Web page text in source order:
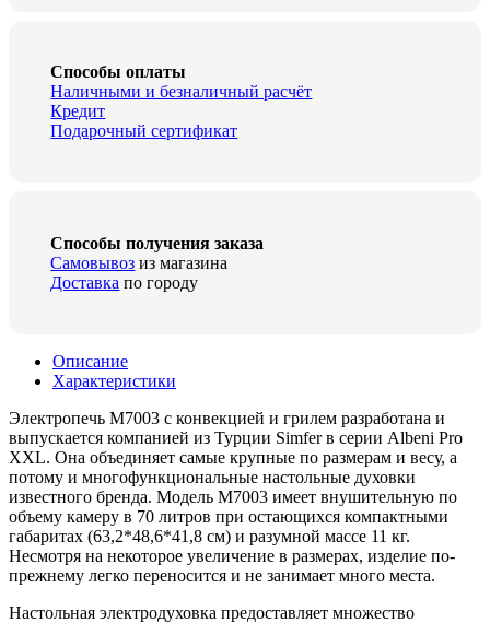
Способы оплаты
Наличными и безналичный расчёт
Кредит
Подарочный сертификат
Способы получения заказа
Самовывоз из магазина
Доставка по городу
Описание
Характеристики
Электропечь М7003 с конвекцией и грилем разработана и
выпускается компанией из Турции Simfer в серии Albeni Pro
XXL. Она объединяет самые крупные по размерам и весу, а
потому и многофункциональные настольные духовки
известного бренда. Модель М7003 имеет внушительную по
объему камеру в 70 литров при остающихся компактными
габаритах (63,2*48,6*41,8 см) и разумной массе 11 кг.
Несмотря на некоторое увеличение в размерах, изделие по-
прежнему легко переносится и не занимает много места.
Настольная электродуховка предоставляет множество